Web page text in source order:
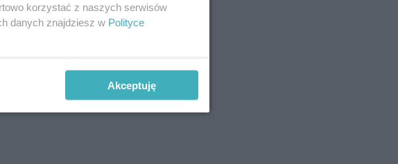
, które jest
korzystać z naszych serwisów
danych znajdziesz w Polityce
Akceptuję